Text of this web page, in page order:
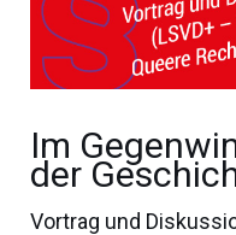
Im
der
Vortrag und